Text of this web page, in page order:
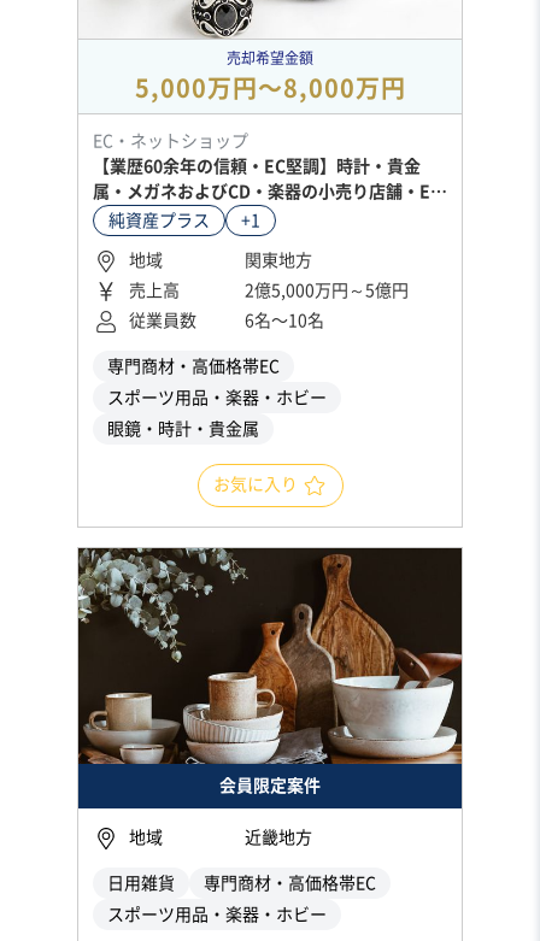
売却希望金額
5,000万円〜8,000万円
EC・ネットショップ
【業歴60余年の信頼・EC堅調】時計・貴金
属・メガネおよびCD・楽器の小売り店舗・EC
運営会社の株式譲渡
純資産プラス +1
地域
関東地方
売上高
2億5,000万円～5億円
従業員数
6名〜10名
専門商材・高価格帯EC
スポーツ用品・楽器・ホビー
眼鏡・時計・貴金属
お気に入り
会員限定案件
地域 近畿地方
日用雑貨
専門商材・高価格帯EC
スポーツ用品・楽器・ホビー